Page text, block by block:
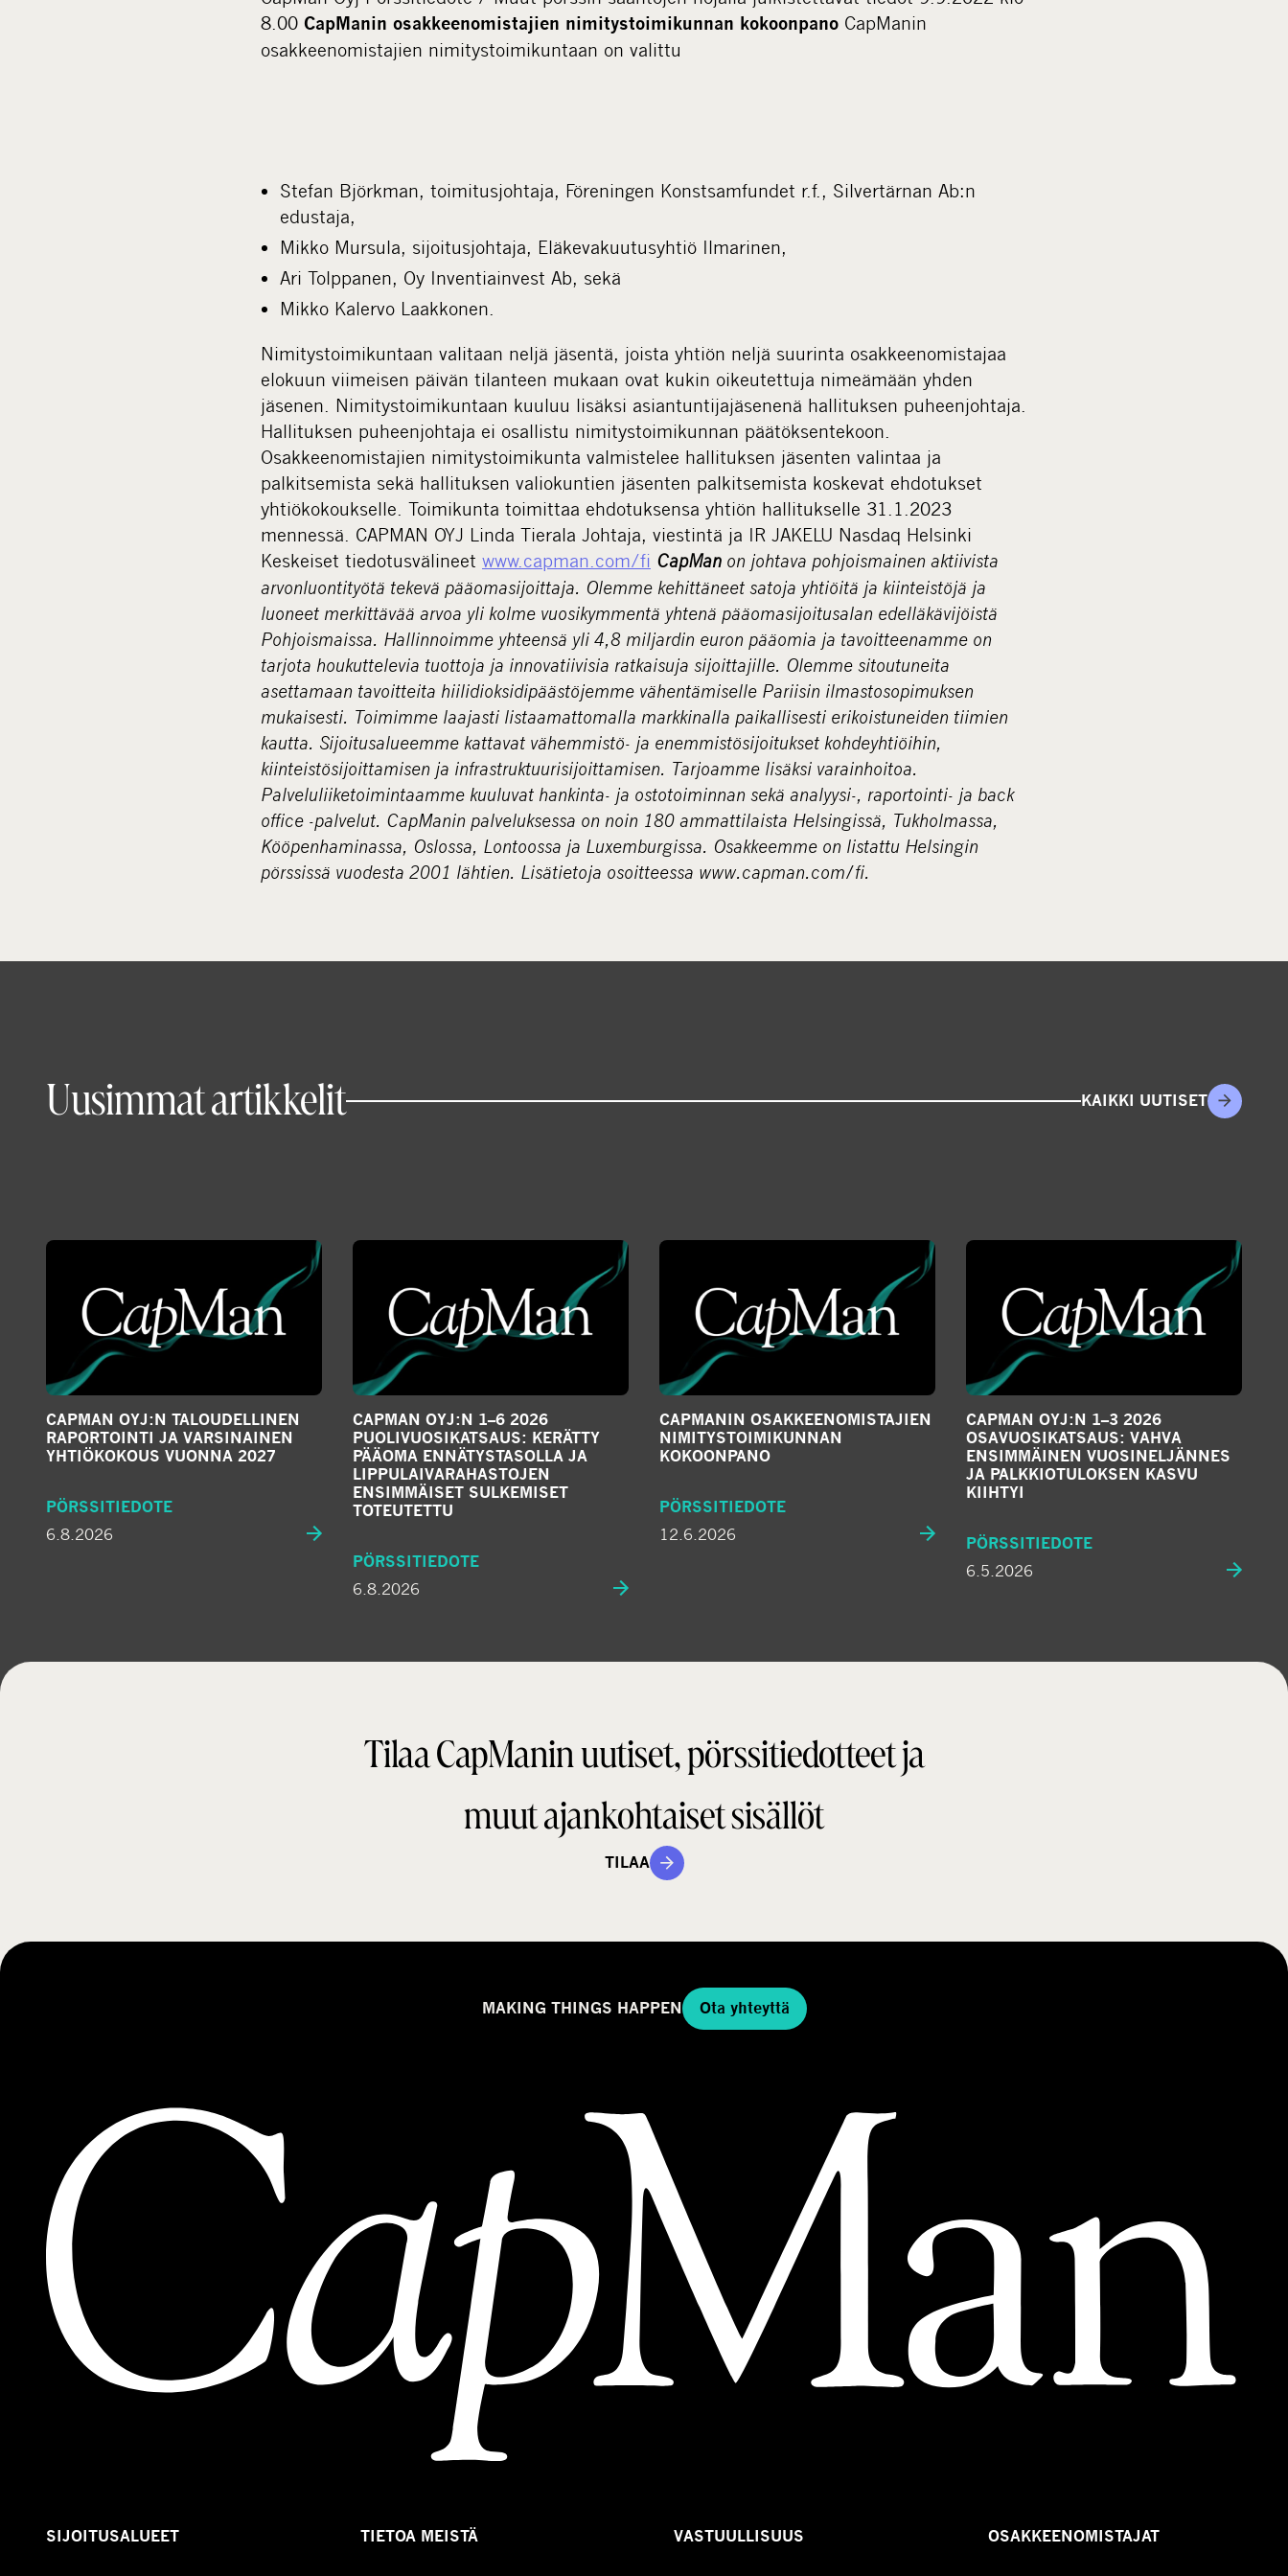
8.00 CapManin osakkeenomistajien nimitystoimikunnan kokoonpano CapManin
osakkeenomistajien nimitystoimikuntaan on valittu
Stefan Björkman, toimitusjohtaja, Föreningen Konstsamfundet r.f., Silvertärnan Ab:n
edustaja,
Mikko Mursula, sijoitusjohtaja, Eläkevakuutusyhtiö Ilmarinen,
Ari Tolppanen, Oy Inventiainvest Ab, sekä
Mikko Kalervo Laakkonen.
Nimitystoimikuntaan valitaan neljä jäsentä, joista yhtiön neljä suurinta osakkeenomistajaa
elokuun viimeisen päivän tilanteen mukaan ovat kukin oikeutettuja nimeämään yhden
jäsenen. Nimitystoimikuntaan kuuluu lisäksi asiantuntijajäsenenä hallituksen puheenjohtaja.
Hallituksen puheenjohtaja ei osallistu nimitystoimikunnan päätöksentekoon.
Osakkeenomistajien nimitystoimikunta valmistelee hallituksen jäsenten valintaa ja
palkitsemista sekä hallituksen valiokuntien jäsenten palkitsemista koskevat ehdotukset
yhtiökokoukselle. Toimikunta toimittaa ehdotuksensa yhtiön hallitukselle 31.1.2023
mennessä. CAPMAN OYJ Linda Tierala Johtaja, viestintä ja IR JAKELU Nasdaq Helsinki
Keskeiset tiedotusvälineet www.capman.com/fi CapMan on johtava pohjoismainen aktiivista
arvonluontityötä tekevä pääomasijoittaja. Olemme kehittäneet satoja yhtiöitä ja kiinteistöjä ja
luoneet merkittävää arvoa yli kolme vuosikymmentä yhtenä pääomasijoitusalan edelläkävijöistä
Pohjoismaissa. Hallinnoimme yhteensä yli 4,8 miljardin euron pääomia ja tavoitteenamme on
tarjota houkuttelevia tuottoja ja innovatiivisia ratkaisuja sijoittajille. Olemme sitoutuneita
asettamaan tavoitteita hiilidioksidipäästöjemme vähentämiselle Pariisin ilmastosopimuksen
mukaisesti. Toimimme laajasti listaamattomalla markkinalla paikallisesti erikoistuneiden tiimien
kautta. Sijoitusalueemme kattavat vähemmistö- ja enemmistösijoitukset kohdeyhtiöihin,
kiinteistösijoittamisen ja infrastruktuurisijoittamisen. Tarjoamme lisäksi varainhoitoa.
Palveluliiketoimintaamme kuuluvat hankinta- ja ostotoiminnan sekä analyysi-, raportointi- ja back
office -palvelut. CapManin palveluksessa on noin 180 ammattilaista Helsingissä, Tukholmassa,
Kööpenhaminassa, Oslossa, Lontoossa ja Luxemburgissa. Osakkeemme on listattu Helsingin
pörssissä vuodesta 2001 lähtien. Lisätietoja osoitteessa www.capman.com/fi.
Uusimmat artikkelit KAIKKI UUTISET
CAPMAN OYJ:N TALOUDELLINEN
RAPORTOINTI JA VARSINAINEN
YHTIÖKOKOUS VUONNA 2027
PÖRSSITIEDOTE
6.8.2026
CAPMAN OYJ:N 1–6 2026
PUOLIVUOSIKATSAUS: KERÄTTY
PÄÄOMA ENNÄTYSTASOLLA JA
LIPPULAIVARAHASTOJEN
ENSIMMÄISET SULKEMISET
TOTEUTETTU
PÖRSSITIEDOTE
6.8.2026
CAPMANIN OSAKKEENOMISTAJIEN
NIMITYSTOIMIKUNNAN
KOKOONPANO
PÖRSSITIEDOTE
12.6.2026
CAPMAN OYJ:N 1–3 2026
OSAVUOSIKATSAUS: VAHVA
ENSIMMÄINEN VUOSINELJÄNNES
JA PALKKIOTULOKSEN KASVU
KIIHTYI
PÖRSSITIEDOTE
6.5.2026
Tilaa CapManin uutiset, pörssitiedotteet ja
muut ajankohtaiset sisällöt
TILAA
MAKING THINGS HAPPEN Ota yhteyttä
SIJOITUSALUEET TIETOA MEISTÄ VASTUULLISUUS OSAKKEENOMISTAJAT